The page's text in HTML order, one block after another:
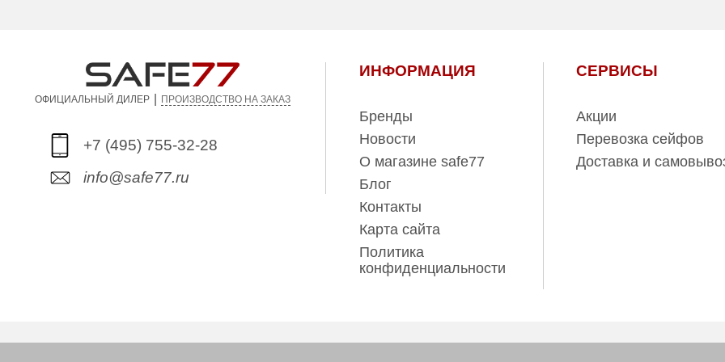
ОФИЦИАЛЬНЫЙ ДИЛЕР | ПРОИЗВОДСТВО НА ЗАКАЗ
+7 (495) 755-32-28
info@safe77.ru
ИНФОРМАЦИЯ
Бренды
Новости
О магазине safe77
Блог
Контакты
Карта сайта
Политика
конфиденциальности
СЕРВИСЫ
Акции
Перевозка сейфов
Доставка и